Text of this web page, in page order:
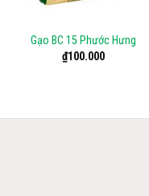
Gạo BC 15 Phước Hưng
₫100.000